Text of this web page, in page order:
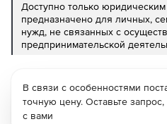
Доступно только
предназначено для личных,
нужд, не связанных с
предпринимательской
В связи с особенностями
точную цену. Оставьте
с вами